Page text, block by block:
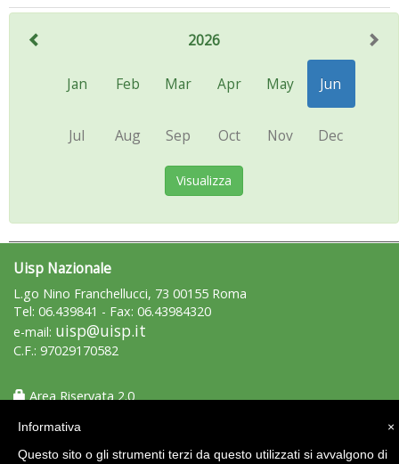
2026
Jan Feb Mar Apr May Jun
Jul Aug Sep Oct Nov Dec
Visualizza
Uisp Nazionale
L.go Nino Franchellucci, 73 00155 Roma
Tel: 06.439841 - Fax: 06.43984320
e-mail: uisp@uisp.it
C.F.: 97029170582
Area Riservata 2.0
×
Informativa
Questo sito o gli strumenti terzi da questo utilizzati si avvalgono di